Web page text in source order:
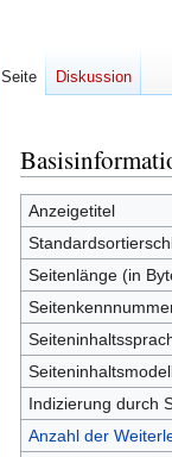
Zur
Navigation
springen
Zur
Suche
springen
Anzeigetitel
Seitenlänge (in
Indizierung durch
Anzahl der
Seite Diskussion